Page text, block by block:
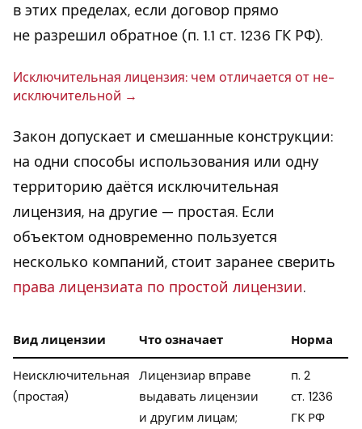
в этих пределах, если договор прямо
не разрешил обратное (п. 1.1 ст. 1236 ГК РФ).
Ис­клю­чи­тель­ная ли­цен­зия: чем от­ли­ча­ет­ся от не­
ис­клю­чи­тель­ной
Закон допускает и смешанные конструкции:
на одни способы использования или одну
территорию даётся исключительная
лицензия, на другие — простая. Если
объектом одновременно пользуется
несколько компаний, стоит заранее сверить
права лицензиата по простой лицензии.
Вид лицензии Что означает Норма
Неисключительная
(простая)
Лицензиар вправе
выдавать лицензии
и другим лицам;
п. 2
ст. 1236
ГК РФ